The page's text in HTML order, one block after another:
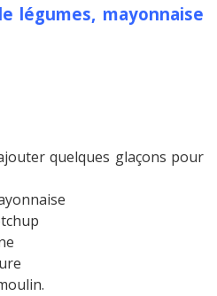
légumes, mayonnaise
quelques glaçons pour